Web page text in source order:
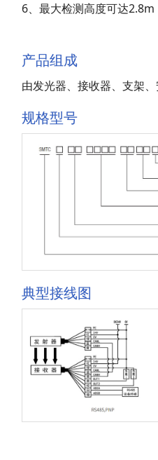
6、最大检测高度可达2.8m
产品组成
由发光器、接收器、支架
规格型号
典型接线图